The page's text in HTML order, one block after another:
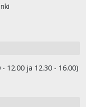
12.00 ja 12.30 - 16.00)